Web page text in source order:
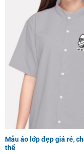
Mẫu áo lớp đẹp giá rẻ,
thể